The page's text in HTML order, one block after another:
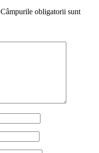
Câmpurile obligatorii sunt